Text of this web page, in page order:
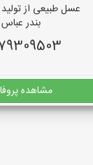
عسل طبیعی از
بندر عباس
مشاهده